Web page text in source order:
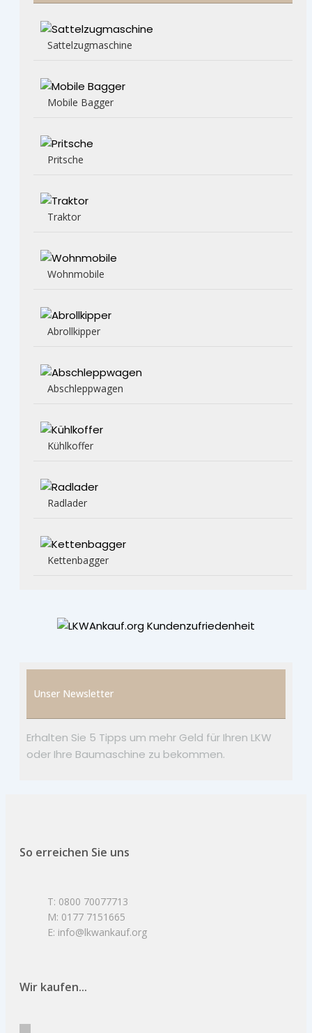
Sattelzugmaschine
Mobile Bagger
Pritsche
Traktor
Wohnmobile
Abrollkipper
Abschleppwagen
Kühlkoffer
Radlader
Kettenbagger
Unser Newsletter
Erhalten Sie 5 Tipps um mehr Geld für Ihren LKW
oder Ihre Baumaschine zu bekommen.
So erreichen Sie uns
T: 0800 70077713
M: 0177 7151665
E: info@lkwankauf.org
Wir kaufen...